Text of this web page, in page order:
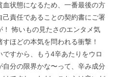
状態になるため、一番最後の方
責任であることの契約書にご署
怖いもの見たさのエンタメ気
ほどの本気を問われる衝撃！
すから、もう4辛あたりをウロ
分の限界かな〜って、辛み成分